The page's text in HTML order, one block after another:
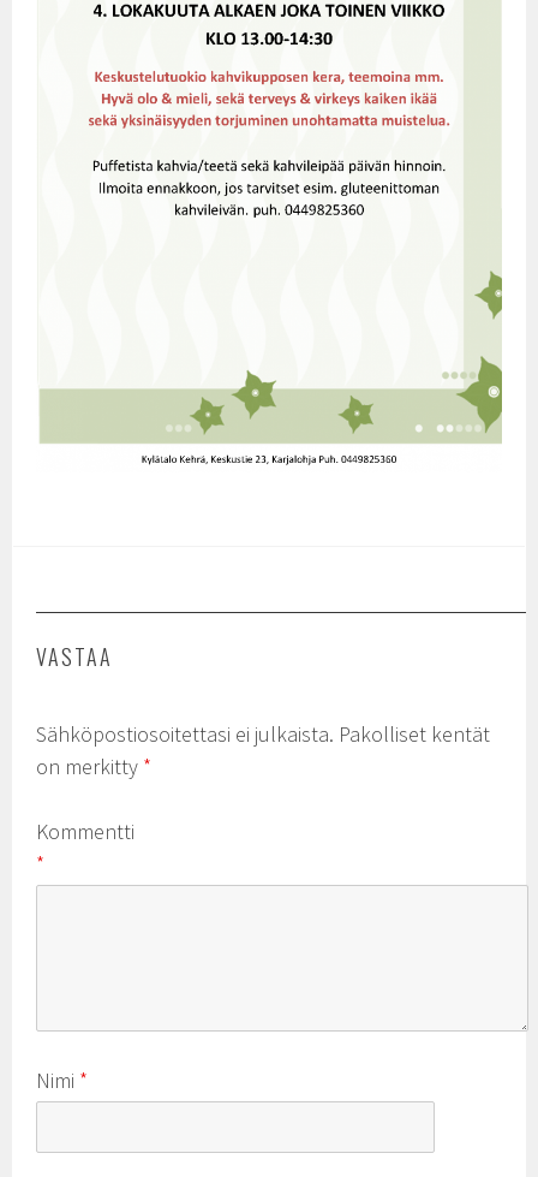
VASTAA
Sähköpostiosoitettasi ei julkaista. Pakolliset kentät
on merkitty *
Kommentti
*
Nimi *